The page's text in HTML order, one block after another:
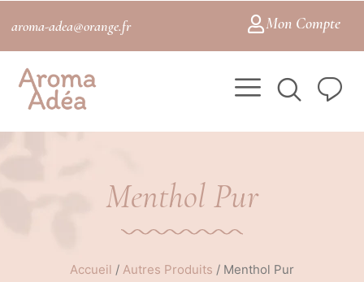
aroma-adea@orange.fr Mon Compte
Menthol Pur
Accueil / Autres Produits / Menthol Pur